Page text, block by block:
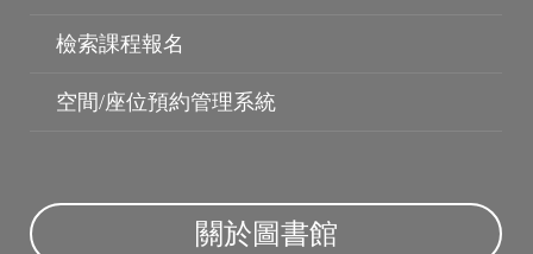
檢索課程報名
空間/座位預約管理系統
關於圖書館